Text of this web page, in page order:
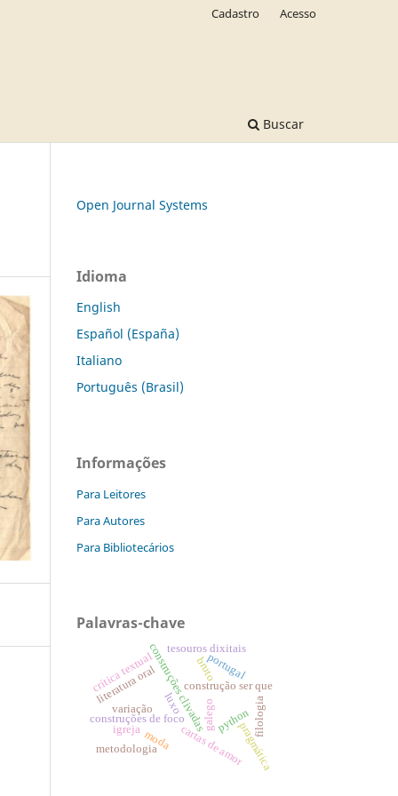
Buscar
Cadastro Acesso
Open Journal Systems
Idioma
English
Español (España)
Italiano
Português (Brasil)
Informações
Para Leitores
Para Autores
Para Bibliotecários
Palavras-chave
construções clivadas
construções de foco
construção ser que
galego
variação
cartas de amor
literatura oral
python
bruto
crítica textual portugal
moda
luxo
igreja pragmática
metodologia
tesouros dixitais
filologia